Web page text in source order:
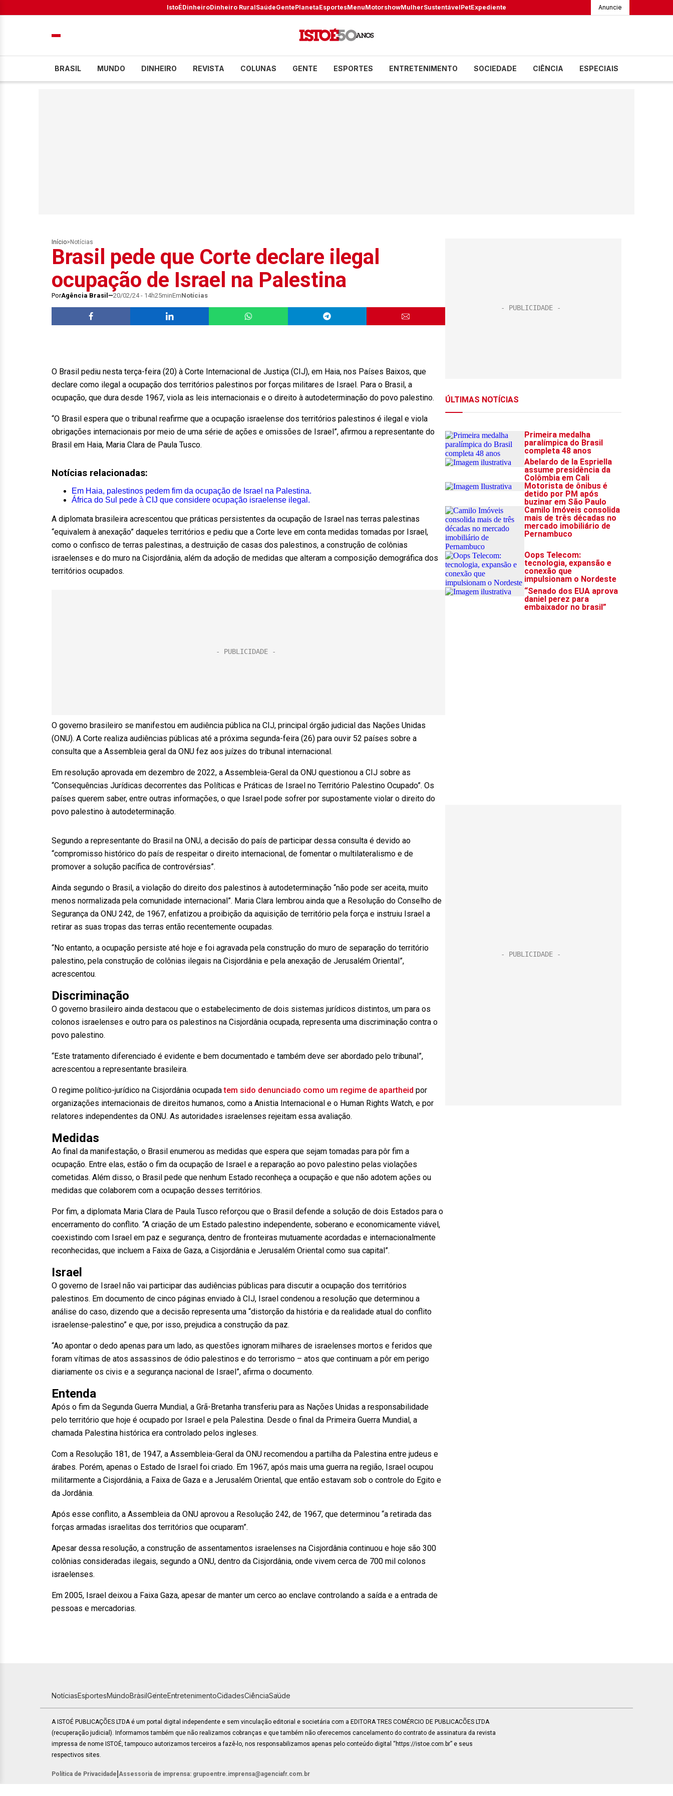
IstoÉDinheiroDinheiro RuralSaúdeGentePlanetaEsportesMenuMotorshowMulherSustentávelPetExpediente Anuncie
BRASIL MUNDO DINHEIRO REVISTA COLUNAS GENTE ESPORTES ENTRETENIMENTO SOCIEDADE CIÊNCIA ESPECIAIS
Início> Notícias
Brasil pede que Corte declare ilegal
ocupação de Israel na Palestina
PorAgência Brasil 20/02/24 - 14h25minEmNotícias
O Brasil pediu nesta terça-feira (20) à Corte Internacional de Justiça (CIJ), em Haia, nos Países Baixos, que
declare como ilegal a ocupação dos territórios palestinos por forças militares de Israel. Para o Brasil, a
ocupação, que dura desde 1967, viola as leis internacionais e o direito à autodeterminação do povo palestino.
“O Brasil espera que o tribunal reafirme que a ocupação israelense dos territórios palestinos é ilegal e viola
obrigações internacionais por meio de uma série de ações e omissões de Israel”, afirmou a representante do
Brasil em Haia, Maria Clara de Paula Tusco.
Notícias relacionadas:
Em Haia, palestinos pedem fim da ocupação de Israel na Palestina.
África do Sul pede à CIJ que considere ocupação israelense ilegal.
A diplomata brasileira acrescentou que práticas persistentes da ocupação de Israel nas terras palestinas
“equivalem à anexação” daqueles territórios e pediu que a Corte leve em conta medidas tomadas por Israel,
como o confisco de terras palestinas, a destruição de casas dos palestinos, a construção de colônias
israelenses e do muro na Cisjordânia, além da adoção de medidas que alteram a composição demográfica dos
territórios ocupados.
O governo brasileiro se manifestou em audiência pública na CIJ, principal órgão judicial das Nações Unidas
(ONU). A Corte realiza audiências públicas até a próxima segunda-feira (26) para ouvir 52 países sobre a
consulta que a Assembleia geral da ONU fez aos juízes do tribunal internacional.
Em resolução aprovada em dezembro de 2022, a Assembleia-Geral da ONU questionou a CIJ sobre as
“Consequências Jurídicas decorrentes das Políticas e Práticas de Israel no Território Palestino Ocupado”. Os
países querem saber, entre outras informações, o que Israel pode sofrer por supostamente violar o direito do
povo palestino à autodeterminação.
Segundo a representante do Brasil na ONU, a decisão do país de participar dessa consulta é devido ao
“compromisso histórico do país de respeitar o direito internacional, de fomentar o multilateralismo e de
promover a solução pacífica de controvérsias”.
Ainda segundo o Brasil, a violação do direito dos palestinos à autodeterminação “não pode ser aceita, muito
menos normalizada pela comunidade internacional”. Maria Clara lembrou ainda que a Resolução do Conselho de
Segurança da ONU 242, de 1967, enfatizou a proibição da aquisição de território pela força e instruiu Israel a
retirar as suas tropas das terras então recentemente ocupadas.
“No entanto, a ocupação persiste até hoje e foi agravada pela construção do muro de separação do território
palestino, pela construção de colônias ilegais na Cisjordânia e pela anexação de Jerusalém Oriental”,
acrescentou.
Discriminação
O governo brasileiro ainda destacou que o estabelecimento de dois sistemas jurídicos distintos, um para os
colonos israelenses e outro para os palestinos na Cisjordânia ocupada, representa uma discriminação contra o
povo palestino.
“Este tratamento diferenciado é evidente e bem documentado e também deve ser abordado pelo tribunal”,
acrescentou a representante brasileira.
O regime político-jurídico na Cisjordânia ocupadatem sido denunciado como um regime de apartheid por
organizações internacionais de direitos humanos, como a Anistia Internacional e o Human Rights Watch, e por
relatores independentes da ONU. As autoridades israelenses rejeitam essa avaliação.
Medidas
Ao final da manifestação, o Brasil enumerou as medidas que espera que sejam tomadas para pôr fim a
ocupação. Entre elas, estão o fim da ocupação de Israel e a reparação ao povo palestino pelas violações
cometidas. Além disso, o Brasil pede que nenhum Estado reconheça a ocupação e que não adotem ações ou
medidas que colaborem com a ocupação desses territórios.
Por fim, a diplomata Maria Clara de Paula Tusco reforçou que o Brasil defende a solução de dois Estados para o
encerramento do conflito. “A criação de um Estado palestino independente, soberano e economicamente viável,
coexistindo com Israel em paz e segurança, dentro de fronteiras mutuamente acordadas e internacionalmente
reconhecidas, que incluem a Faixa de Gaza, a Cisjordânia e Jerusalém Oriental como sua capital”.
Israel
O governo de Israel não vai participar das audiências públicas para discutir a ocupação dos territórios
palestinos. Em documento de cinco páginas enviado à CIJ, Israel condenou a resolução que determinou a
análise do caso, dizendo que a decisão representa uma “distorção da história e da realidade atual do conflito
israelense-palestino” e que, por isso, prejudica a construção da paz.
“Ao apontar o dedo apenas para um lado, as questões ignoram milhares de israelenses mortos e feridos que
foram vítimas de atos assassinos de ódio palestinos e do terrorismo – atos que continuam a pôr em perigo
diariamente os civis e a segurança nacional de Israel”, afirma o documento.
Entenda
Após o fim da Segunda Guerra Mundial, a Grã-Bretanha transferiu para as Nações Unidas a responsabilidade
pelo território que hoje é ocupado por Israel e pela Palestina. Desde o final da Primeira Guerra Mundial, a
chamada Palestina histórica era controlado pelos ingleses.
Com a Resolução 181, de 1947, a Assembleia-Geral da ONU recomendou a partilha da Palestina entre judeus e
árabes. Porém, apenas o Estado de Israel foi criado. Em 1967, após mais uma guerra na região, Israel ocupou
militarmente a Cisjordânia, a Faixa de Gaza e a Jerusalém Oriental, que então estavam sob o controle do Egito e
da Jordânia.
Após esse conflito, a Assembleia da ONU aprovou a Resolução 242, de 1967, que determinou “a retirada das
forças armadas israelitas dos territórios que ocuparam”.
Apesar dessa resolução, a construção de assentamentos israelenses na Cisjordânia continuou e hoje são 300
colônias consideradas ilegais, segundo a ONU, dentro da Cisjordânia, onde vivem cerca de 700 mil colonos
israelenses.
Em 2005, Israel deixou a Faixa Gaza, apesar de manter um cerco ao enclave controlando a saída e a entrada de
pessoas e mercadorias.
NotíciasEsportesMundoBrasilGenteEntretenimentoCidadesCiênciaSaúde
A ISTOÉ PUBLICAÇÕES LTDA é um portal digital independente e sem vinculação editorial e societária com a EDITORA TRES COMÉRCIO DE PUBLICACÕES LTDA
(recuperação judicial). Informamos também que não realizamos cobranças e que também não oferecemos cancelamento do contrato de assinatura da revista
impressa de nome ISTOÉ, tampouco autorizamos terceiros a fazê-lo, nos responsabilizamos apenas pelo conteúdo digital “https://istoe.com.br” e seus
respectivos sites.
Política de Privacidade Assessoria de imprensa: grupoentre.imprensa@agenciafr.com.br